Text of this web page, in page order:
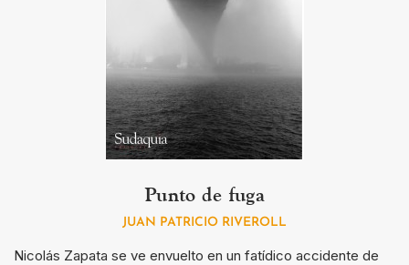
Punto de fuga
JUAN PATRICIO RIVEROLL
Nicolás Zapata se ve envuelto en un fatídico accidente de